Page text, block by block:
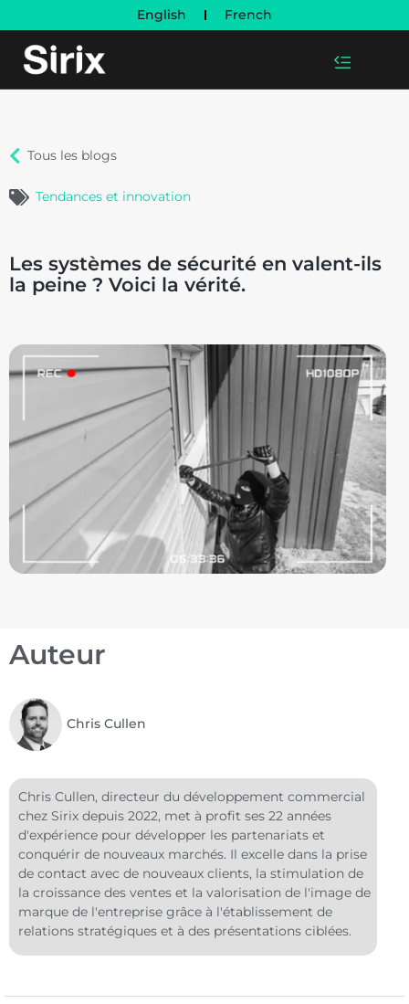
English French
Tous les blogs
Tendances et innovation
Les systèmes de sécurité en valent-ils
la peine ? Voici la vérité.
Auteur
Chris Cullen
Chris Cullen, directeur du développement commercial
chez Sirix depuis 2022, met à profit ses 22 années
d'expérience pour développer les partenariats et
conquérir de nouveaux marchés. Il excelle dans la prise
de contact avec de nouveaux clients, la stimulation de
la croissance des ventes et la valorisation de l'image de
marque de l'entreprise grâce à l'établissement de
relations stratégiques et à des présentations ciblées.